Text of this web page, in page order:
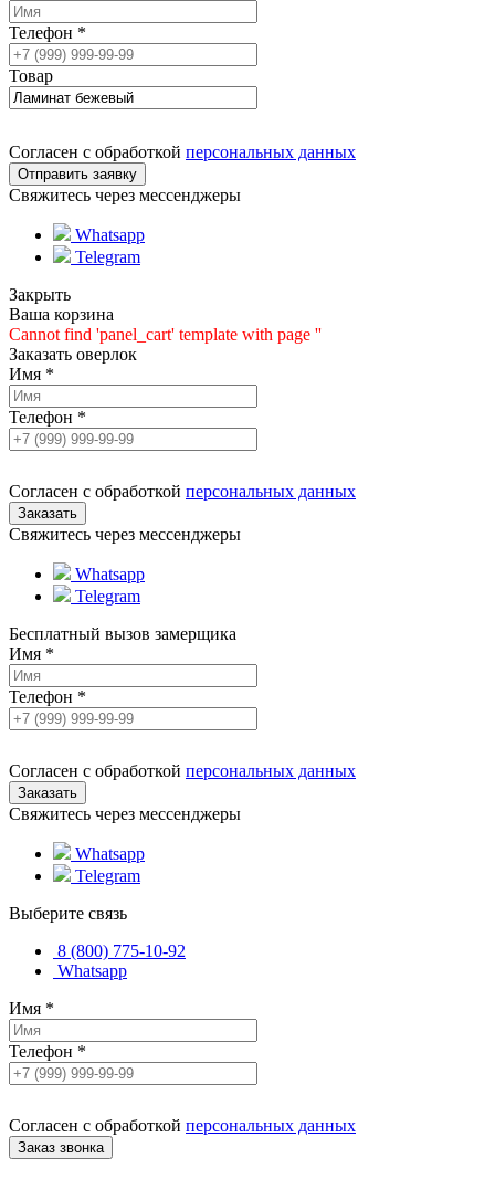
Телефон *
Товар
Согласен с обработкой персональных данных
Свяжитесь через мессенджеры
Whatsapp
Telegram
Закрыть
Ваша корзина
Cannot find 'panel_cart' template with page ''
Заказать оверлок
Имя *
Телефон *
Согласен с обработкой персональных данных
Свяжитесь через мессенджеры
Whatsapp
Telegram
Бесплатный вызов замерщика
Имя *
Телефон *
Согласен с обработкой персональных данных
Свяжитесь через мессенджеры
Whatsapp
Telegram
Выберите связь
8 (800) 775-10-92
Whatsapp
Имя *
Телефон *
Согласен с обработкой персональных данных